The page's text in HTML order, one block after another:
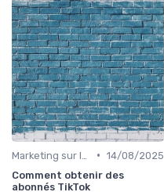
• 14/08/2025
Comment obtenir des
abonnés TikTok